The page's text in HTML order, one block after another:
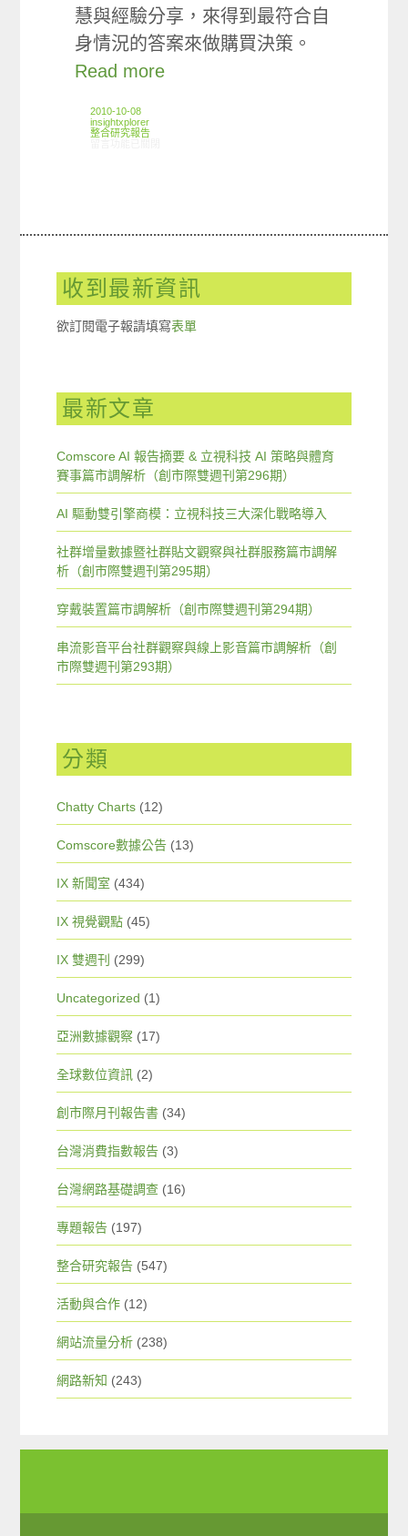
慧與經驗分享，來得到最符合自
身情況的答案來做購買決策。
Read more
2010-10-08
insightxplorer
整合研究報告
收到最新資訊
欲訂閱電子報請填寫表單
最新文章
Comscore AI 報告摘要 & 立視科技 AI 策略與體育
賽事篇市調解析（創市際雙週刊第296期）
AI 驅動雙引擎商模：立視科技三大深化戰略導入
社群增量數據暨社群貼文觀察與社群服務篇市調解
析（創市際雙週刊第295期）
穿戴裝置篇市調解析（創市際雙週刊第294期）
串流影音平台社群觀察與線上影音篇市調解析（創
市際雙週刊第293期）
分類
Chatty Charts (12)
Comscore數據公告 (13)
IX 新聞室 (434)
IX 視覺觀點 (45)
IX 雙週刊 (299)
Uncategorized (1)
亞洲數據觀察 (17)
全球數位資訊 (2)
創市際月刊報告書 (34)
台灣消費指數報告 (3)
台灣網路基礎調查 (16)
專題報告 (197)
整合研究報告 (547)
活動與合作 (12)
網站流量分析 (238)
網路新知 (243)